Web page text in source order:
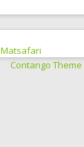
Matsafari
Contango Theme